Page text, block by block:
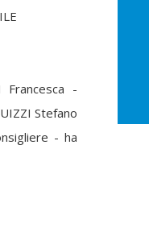
Francesca -
Stefano
- ha